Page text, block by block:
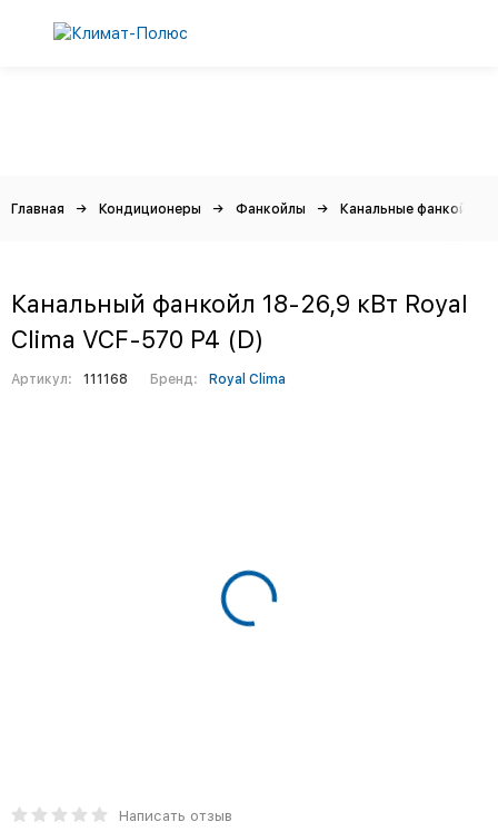
Главная Кондиционеры Фанкойлы Канальные фанкойлы
Канальный фанкойл 18-26,9 кВт Royal
Clima VCF-570 P4 (D)
Артикул: 111168 Бренд: Royal Clima
Написать отзыв